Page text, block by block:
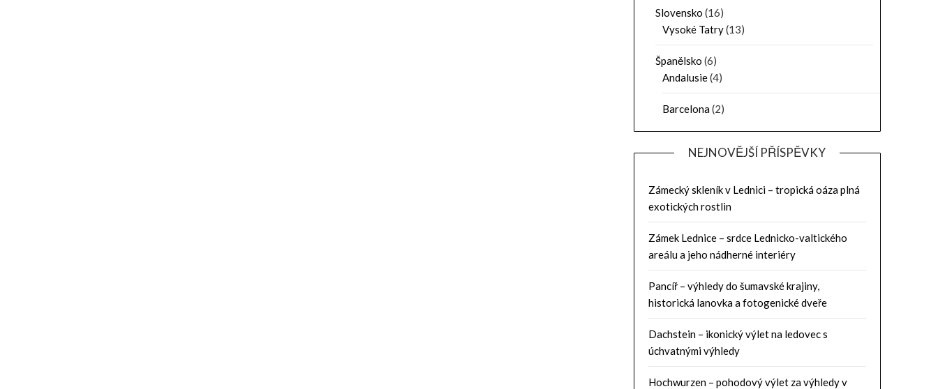
Slovensko (16)
Vysoké Tatry(13)
Španělsko (6)
Andalusie(4)
Barcelona(2)
NEJNOVĚJŠÍ PŘÍSPĚVKY
Zámecký skleník v Lednici – tropická oáza plná
exotických rostlin
Zámek Lednice – srdce Lednicko-valtického
areálu a jeho nádherné interiéry
Pancíř – výhledy do šumavské krajiny,
historická lanovka a fotogenické dveře
Dachstein – ikonický výlet na ledovec s
úchvatnými výhledy
Hochwurzen – pohodový výlet za výhledy v